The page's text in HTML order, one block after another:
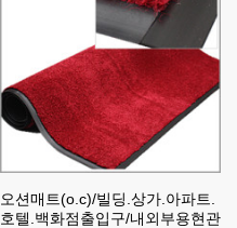
오션매트(o.c)/빌딩.상가.아파트.
호텔.백화점출입구/내외부용현관